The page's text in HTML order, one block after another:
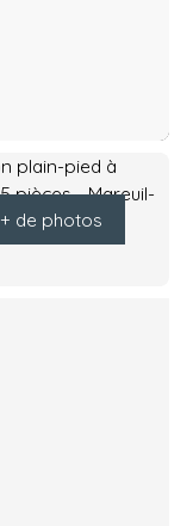
+ de photos